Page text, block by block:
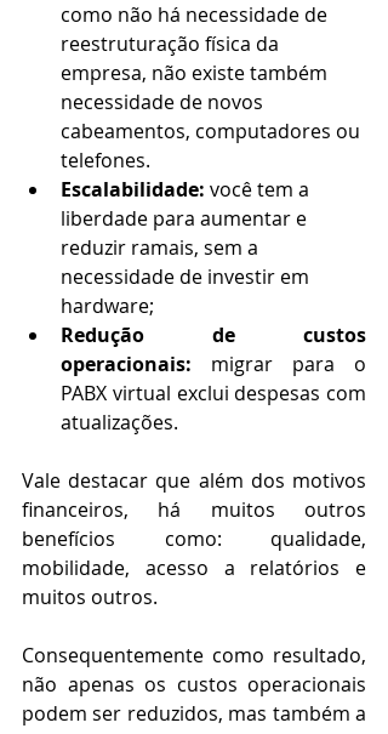
como não há necessidade de
reestruturação física da
empresa, não existe também
necessidade de novos
cabeamentos, computadores ou
telefones.
Escalabilidade: você tem a
liberdade para aumentar e
reduzir ramais, sem a
necessidade de investir em
hardware;
Redução de custos
operacionais:
migrar para o
PABX virtual exclui despesas com
atualizações.
Vale destacar que além dos motivos
financeiros, há muitos outros
benefícios como: qualidade,
mobilidade, acesso a relatórios e
muitos outros.
Consequentemente como resultado,
não apenas os custos operacionais
podem ser reduzidos, mas também a